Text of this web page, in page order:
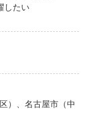
したい
）、名古屋市（中